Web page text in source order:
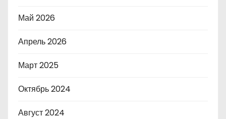
Май 2026
Апрель 2026
Март 2025
Октябрь 2024
Август 2024